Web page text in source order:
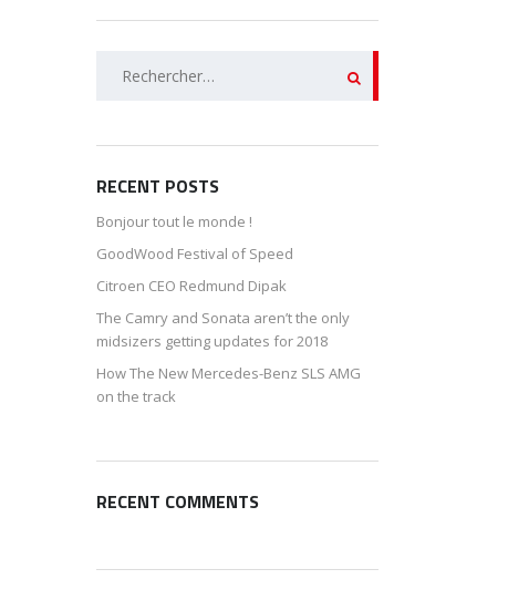
RECENT POSTS
Bonjour tout le monde !
GoodWood Festival of Speed
Citroen CEO Redmund Dipak
The Camry and Sonata aren’t the only
midsizers getting updates for 2018
How The New Mercedes-Benz SLS AMG
on the track
RECENT COMMENTS